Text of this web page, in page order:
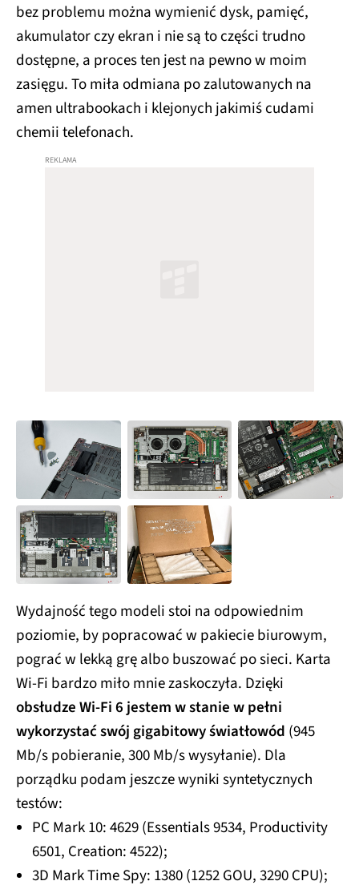
bez problemu można wymienić dysk, pamięć,
akumulator czy ekran i nie są to części trudno
dostępne, a proces ten jest na pewno w moim
zasięgu. To miła odmiana po zalutowanych na
amen ultrabookach i klejonych jakimiś cudami
chemii telefonach.
Wydajność tego modeli stoi na odpowiednim
poziomie, by popracować w pakiecie biurowym,
pograć w lekką grę albo buszować po sieci. Karta
Wi-Fi bardzo miło mnie zaskoczyła. Dzięki
obsłudze Wi-Fi 6 jestem w stanie w pełni
wykorzystać swój gigabitowy światłowód (945
Mb/s pobieranie, 300 Mb/s wysyłanie). Dla
porządku podam jeszcze wyniki syntetycznych
testów:
PC Mark 10: 4629 (Essentials 9534, Productivity
6501, Creation: 4522);
3D Mark Time Spy: 1380 (1252 GOU, 3290 CPU);